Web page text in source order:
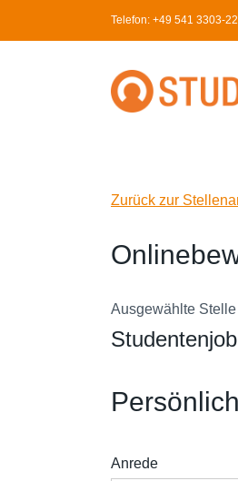
Telefon: +49 541 3303-
Zurück zur
Ausgewählte Stelle
Anrede